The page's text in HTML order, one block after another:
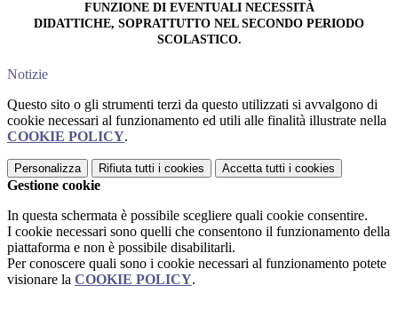
FUNZIONE DI EVENTUALI NECESSITÀ
DIDATTICHE, SOPRATTUTTO NEL SECONDO PERIODO
SCOLASTICO.
Notizie
Questo sito o gli strumenti terzi da questo utilizzati si avvalgono di
cookie necessari al funzionamento ed utili alle finalità illustrate nella
COOKIE POLICY.
Personalizza Rifiuta tutti i cookies Accetta tutti i cookies
Gestione cookie
In questa schermata è possibile scegliere quali cookie consentire.
I cookie necessari sono quelli che consentono il funzionamento della
piattaforma e non è possibile disabilitarli.
Per conoscere quali sono i cookie necessari al funzionamento potete
visionare la COOKIE POLICY.